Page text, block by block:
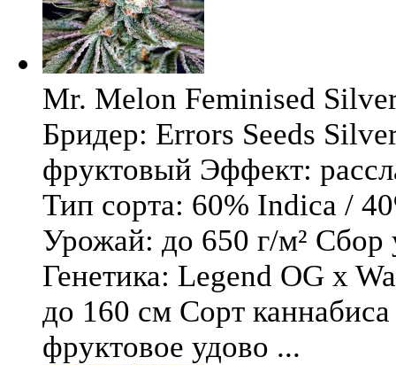
Mr. Melon Feminised
Бридер: Errors Seeds
фруктовый Эффект:
Тип сорта: 60% Indica /
Урожай: до 650 г/м² Сбор
Генетика: Legend OG x
до 160 см Сорт
фруктовое удово ...